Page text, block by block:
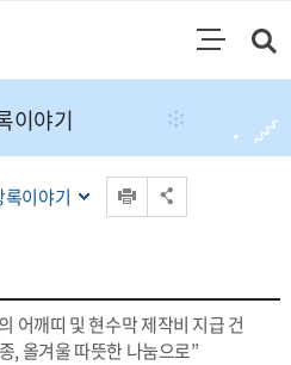
이야기
록이야기
어깨띠 및 현수막 제작비 지급 건
, 올겨울 따뜻한 나눔으로”